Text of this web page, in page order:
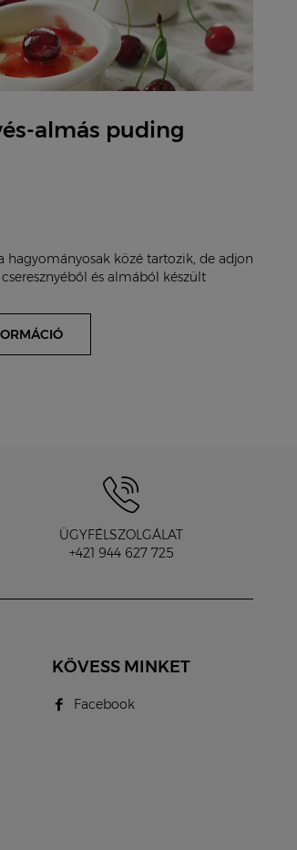
almás puding
hagyományosak közé tartozik, de adjon
és almából készült
ÜGYFÉLSZOLGÁLAT
+421 944 627 725
KÖVESS MINKET
Facebook